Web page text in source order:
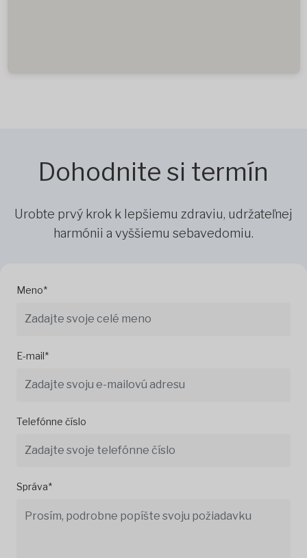
Dohodnite si termín
Urobte prvý krok k lepšiemu zdraviu, udržateľnej
harmónii a vyššiemu sebavedomiu.
Meno*
E-mail*
Telefónne číslo
Správa*